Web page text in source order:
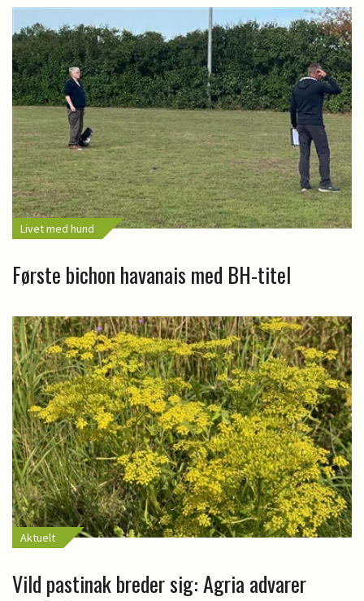
Livet med hund
Første bichon havanais med BH-titel
Aktuelt
Vild pastinak breder sig: Agria advarer